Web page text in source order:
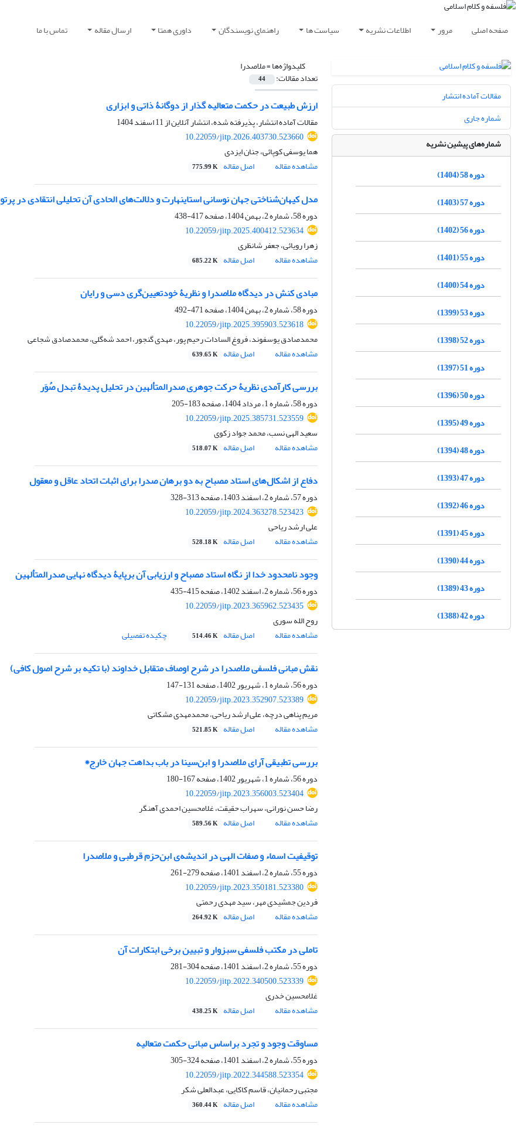
صفحه اصلی مرور اطلاعات نشریه سیاست ها راهنمای نویسندگان داوری همتا ارسال مقاله تماس با ما
کلیدواژه‌ها =ملاصدرا
تعداد مقالات: 44
ارزش طبیعت در حکمت متعالیه‏ گذار از دوگانۀ ذاتی و ابزاری
مقالات آماده انتشار، پذیرفته شده، انتشار آنلاین از11 اسفند 1404
10.22059/jitp.2026.403730.523660
هما یوسفی کوپائی، جنان ایزدی
مشاهده مقاله
اصل مقاله 775.99 K
مدل کیهان‌شناختی جهان نوسانی استاینهارت و دلالت‌های الحادی آن‏ تحلیلی انتقادی در
دوره 58، شماره 2، بهمن 1404، صفحه
417-438
10.22059/jitp.2025.400412.523634
زهرا رویائی، جعفر شانظری
مشاهده مقاله
اصل مقاله 685.22 K
مبادی کنش در دیدگاه ملاصدرا و نظریۀ خودتعیین‌گری دسی و رایان‏
دوره 58، شماره 2، بهمن 1404، صفحه
471-492
10.22059/jitp.2025.395903.523618
محمدصادق یوسفوند، فروغ السادات رحیم پور، مهدی گنجور، احمد شه‌گلی، محمدصادق شجاعی
مشاهده مقاله
اصل مقاله 639.65 K
بررسی کارآمدی نظریۀ حرکت جوهری صدرالمتألهین در تحلیل پدیدۀ تبدل صُوَر‏
دوره 58، شماره 1، مرداد 1404، صفحه
183-205
10.22059/jitp.2025.385731.523559
سعید الهی نسب، محمد جواد زکوی
مشاهده مقاله
اصل مقاله 518.07 K
دفاع از اشکال‌های استاد مصباح به دو برهان صدرا برای اثبات اتحاد عاقل و معقول‏
دوره 57، شماره 2، اسفند 1403، صفحه
313-328
10.22059/jitp.2024.363278.523423
علی ارشد ریاحی
مشاهده مقاله
اصل مقاله 528.18 K
وجود نامحدود خدا از نگاه استاد مصباح و ارزیابی آن برپایۀ دیدگاه نهایی صدرالمتألهین
دوره 56، شماره 2، اسفند 1402، صفحه
415-435
10.22059/jitp.2023.365962.523435
روح الله سوری
مشاهده مقاله
اصل مقاله 514.46 K چکیده تفصیلی
نقش مبانی فلسفی ملاصدرا در شرح اوصاف متقابل خداوند (با تکیه ‌بر شرح اصول کافی)
دوره 56، شماره 1، شهریور 1402، صفحه
131-147
10.22059/jitp.2023.352907.523389
مریم پناهی درچه، علی ارشد ریاحی، محمدمهدی مشکاتی
مشاهده مقاله
اصل مقاله 521.85 K
بررسی تطبیقی آرای ملاصدرا و ابن‌‌سینا در باب بداهت جهان خارج٭
دوره 56، شماره 1، شهریور 1402، صفحه
167-180
10.22059/jitp.2023.356003.523404
رضا حسن نورانی، سهراب حقیقت، غلامحسین احمدی آهنگر
مشاهده مقاله
اصل مقاله 589.56 K
توقیفیت اسماء و صفات الهی در اندیشه‌ی ابن‌حزم قرطبی و ملاصدرا
دوره 55، شماره 2، اسفند 1401، صفحه
279-261
10.22059/jitp.2023.350181.523380
فردین جمشیدی مهر، سید مهدی رحمتی
مشاهده مقاله
اصل مقاله 264.92 K
تاملی در مکتب فلسفی سبزوار و تبیین برخی ابتکارات آن
دوره 55، شماره 2، اسفند 1401، صفحه
304-281
10.22059/jitp.2022.340500.523339
غلامحسین خدری
مشاهده مقاله
اصل مقاله 438.25 K
مساوقت وجود و تجرد براساس مبانی حکمت متعالیه
دوره 55، شماره 2، اسفند 1401، صفحه
324-305
10.22059/jitp.2022.344588.523354
مجتبی رحمانیان، قاسم کاکایی، عبدالعلی شکر
مشاهده مقاله
اصل مقاله 360.44 K
مقالات آماده انتشار
شماره جاری
شماره‌های پیشین نشریه
دوره 58 (1404)
دوره 57 (1403)
دوره 56 (1402)
دوره 55 (1401)
دوره 54 (1400)
دوره 53 (1399)
دوره 52 (1398)
دوره 51 (1397)
دوره 50 (1396)
دوره 49 (1395)
دوره 48 (1394)
دوره 47 (1393)
دوره 46 (1392)
دوره 45 (1391)
دوره 44 (1390)
دوره 43 (1389)
دوره 42 (1388)